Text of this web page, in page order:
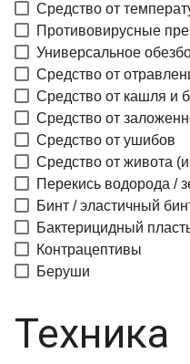
Средство от
Противовирусные
Универсальное
Средство от
Средство от кашля и
Средство от
Средство от ушибов
Средство от живота
Перекись водорода /
Бинт / эластичный
Бактерицидный
Контрацептивы
Беруши
Техника